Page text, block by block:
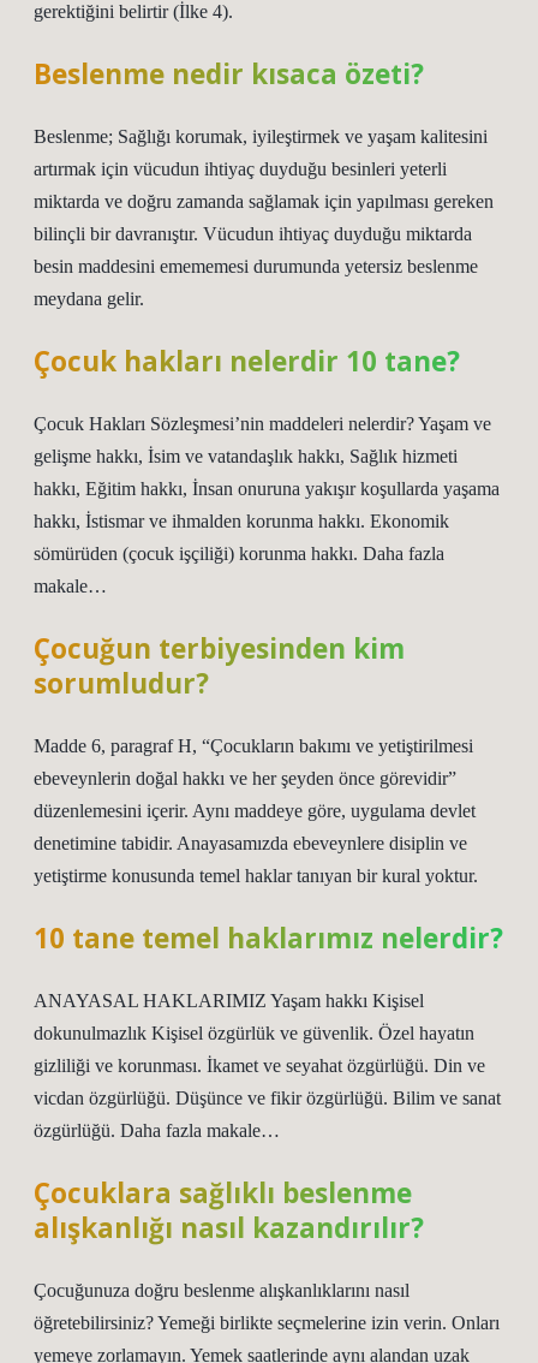
gerektiğini belirtir (İlke 4).
Beslenme nedir kısaca özeti?
Beslenme; Sağlığı korumak, iyileştirmek ve yaşam kalitesini
artırmak için vücudun ihtiyaç duyduğu besinleri yeterli
miktarda ve doğru zamanda sağlamak için yapılması gereken
bilinçli bir davranıştır. Vücudun ihtiyaç duyduğu miktarda
besin maddesini emememesi durumunda yetersiz beslenme
meydana gelir.
Çocuk hakları nelerdir 10 tane?
Çocuk Hakları Sözleşmesi’nin maddeleri nelerdir? Yaşam ve
gelişme hakkı, İsim ve vatandaşlık hakkı, Sağlık hizmeti
hakkı, Eğitim hakkı, İnsan onuruna yakışır koşullarda yaşama
hakkı, İstismar ve ihmalden korunma hakkı. Ekonomik
sömürüden (çocuk işçiliği) korunma hakkı. Daha fazla
makale…
Çocuğun terbiyesinden kim
sorumludur?
Madde 6, paragraf H, “Çocukların bakımı ve yetiştirilmesi
ebeveynlerin doğal hakkı ve her şeyden önce görevidir”
düzenlemesini içerir. Aynı maddeye göre, uygulama devlet
denetimine tabidir. Anayasamızda ebeveynlere disiplin ve
yetiştirme konusunda temel haklar tanıyan bir kural yoktur.
10 tane temel haklarımız nelerdir?
ANAYASAL HAKLARIMIZ Yaşam hakkı Kişisel
dokunulmazlık Kişisel özgürlük ve güvenlik. Özel hayatın
gizliliği ve korunması. İkamet ve seyahat özgürlüğü. Din ve
vicdan özgürlüğü. Düşünce ve fikir özgürlüğü. Bilim ve sanat
özgürlüğü. Daha fazla makale…
Çocuklara sağlıklı beslenme
alışkanlığı nasıl kazandırılır?
Çocuğunuza doğru beslenme alışkanlıklarını nasıl
öğretebilirsiniz? Yemeği birlikte seçmelerine izin verin. Onları
yemeye zorlamayın. Yemek saatlerinde aynı alandan uzak